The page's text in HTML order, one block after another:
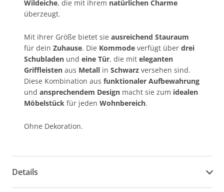
Wildeiche, die mit ihrem natürlichen Charme
überzeugt.
Mit ihrer Größe bietet sie ausreichend Stauraum
für dein Zuhause. Die Kommode verfügt über drei
Schubladen und eine Tür, die mit eleganten
Griffleisten aus Metall in Schwarz versehen sind.
Diese Kombination aus funktionaler Aufbewahrung
und ansprechendem Design macht sie zum idealen
Möbelstück für jeden Wohnbereich.
Ohne Dekoration.
Details